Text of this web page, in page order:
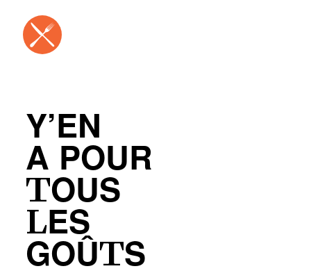
Y’EN
A POUR
TOUS
LES
GOÛTS